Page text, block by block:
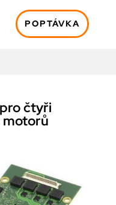
POPTÁVKA
čtyři
motorů